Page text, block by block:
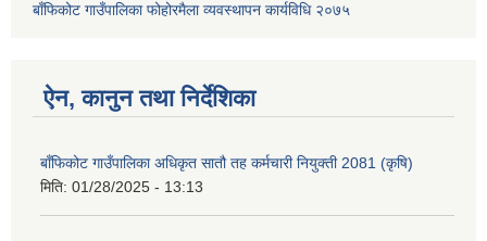
बाँफिकोट गाउँपालिका फोहोरमैला व्यवस्थापन कार्यविधि २०७५
ऐन, कानुन तथा निर्देशिका
बाँफिकोट गाउँपालिका अधिकृत सातौ तह कर्मचारी नियुक्ती 2081 (कृषि)
मिति: 01/28/2025 - 13:13